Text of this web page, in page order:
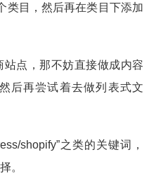
类目，然后再在类目下添加
点，那不妨直接做成内容
后再尝试着去做列表式文
shopify”之类的关键词，
。